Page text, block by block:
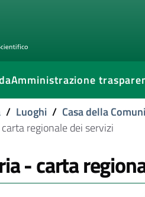
Amministrazione
/ Luoghi / Casa della
regionale dei servizi
- carta